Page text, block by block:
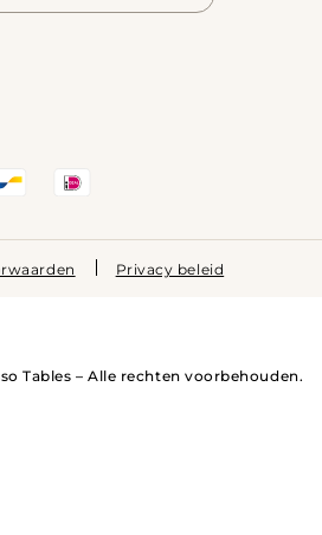
Tables – Alle rechten voorbehouden.
Privacy beleid